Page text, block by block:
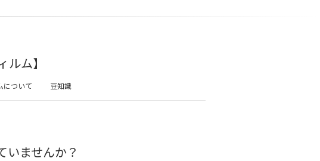
ム】
について 豆知識
いませんか？